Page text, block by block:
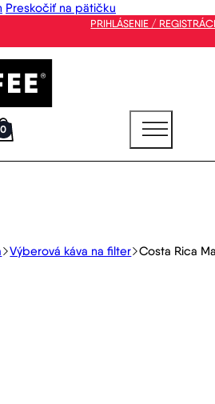
Preskočiť na pätičku
PRIHLÁSENIE /
0
Výberová káva na filter Costa Rica